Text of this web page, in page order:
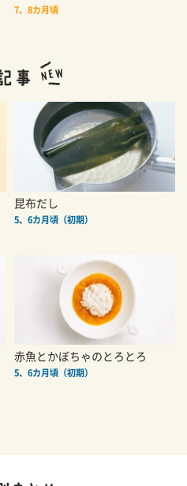
7、8カ月頃
昆布だし
5、6カ月頃（初期）
赤魚とかぼちゃのとろとろ
5、6カ月頃（初期）